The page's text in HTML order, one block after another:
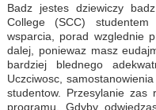
Badz jestes dziewiczy
College (SCC)
wsparcia, porad wzglednie
dalej, poniewaz masz
bardziej blednego
Uczciwosc,
studentow. Przesylanie
programu. Gdyby